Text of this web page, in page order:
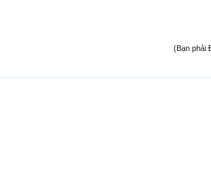
(Bạn phải